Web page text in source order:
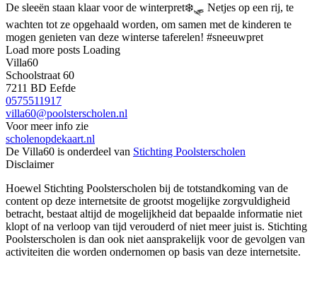
De sleeën staan klaar voor de winterpret❄️🛷 Netjes op een rij, te
wachten tot ze opgehaald worden, om samen met de kinderen te
mogen genieten van deze winterse taferelen! #sneeuwpret
Load more posts Loading
Villa60
Schoolstraat 60
7211 BD Eefde
0575511917
villa60@poolsterscholen.nl
Voor meer info zie
scholenopdekaart.nl
De Villa60 is onderdeel van Stichting Poolsterscholen
Disclaimer
Hoewel Stichting Poolsterscholen bij de totstandkoming van de
content op deze internetsite de grootst mogelijke zorgvuldigheid
betracht, bestaat altijd de mogelijkheid dat bepaalde informatie niet
klopt of na verloop van tijd verouderd of niet meer juist is. Stichting
Poolsterscholen is dan ook niet aansprakelijk voor de gevolgen van
activiteiten die worden ondernomen op basis van deze internetsite.